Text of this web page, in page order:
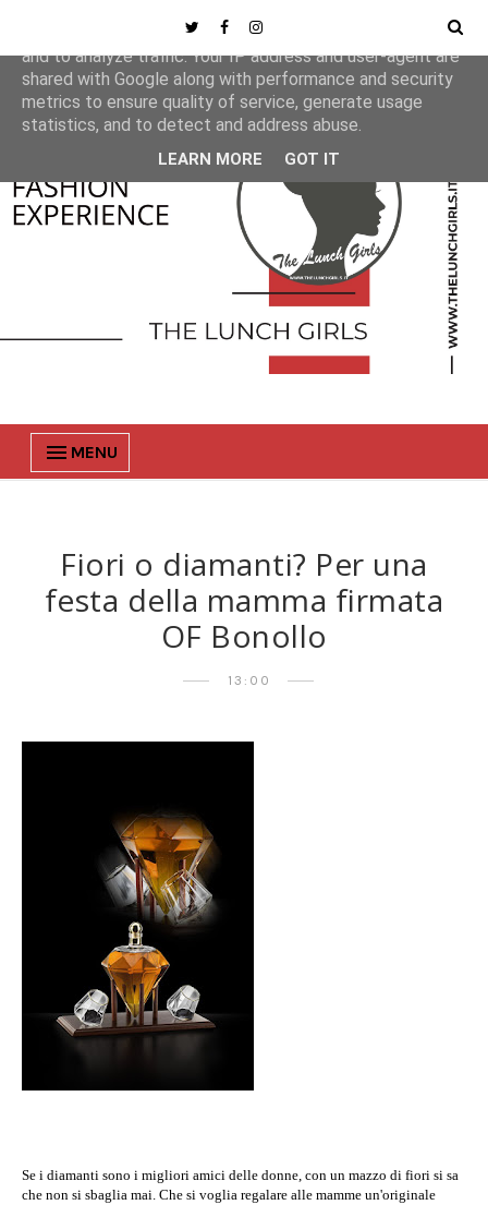
MENU
Fiori o diamanti? Per una
festa della mamma firmata
OF Bonollo
13:00
Se i diamanti sono i migliori amici delle donne, con un mazzo di fiori si sa
che non si sbaglia mai. Che si voglia regalare alle mamme un'originale
This site uses cookies from Google to deliver its services
and to analyze traffic. Your IP address and user-agent are
shared with Google along with performance and security
metrics to ensure quality of service, generate usage
statistics, and to detect and address abuse.
LEARN MORE GOT IT